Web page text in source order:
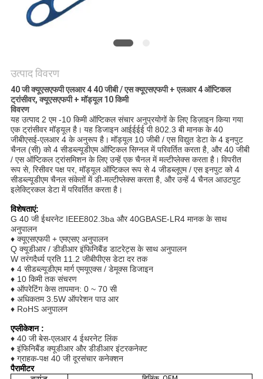
गोपनीयता
उत्पाद विवरण
40 जी क्यूएसएफपी एलआर 4 40 जीबी / एस क्यूएसएफपी + एलआर 4 ऑप्टिकल
ट्रांसीवर, क्यूएसएफपी + मॉड्यूल 10 किमी
विवरण
यह उत्पाद 2 एम -10 किमी ऑप्टिकल संचार अनुप्रयोगों के लिए डिज़ाइन किया गया
एक ट्रांसीवर मॉड्यूल है। यह डिजाइन आईईईई पी 802.3 बी मानक के 40
जीबीएसई-एलआर 4 के अनुरूप है। मॉड्यूल 10 जीबी / एस विद्युत डेटा के 4 इनपुट
चैनल (सी) को 4 सीडब्ल्यूडीएम ऑप्टिकल सिग्नल में परिवर्तित करता है, और 40 जीबी
/ एस ऑप्टिकल ट्रांसमिशन के लिए उन्हें एक चैनल में मल्टीप्लेक्स करता है। विपरीत
रूप से, रिसीवर पक्ष पर, मॉड्यूल ऑप्टिकल रूप से 4 जीडब्लूएम / एस इनपुट को 4
सीडब्ल्यूडीएम चैनल संकेतों में डी-मल्टीप्लेक्स करता है, और उन्हें 4 चैनल आउटपुट
इलेक्ट्रिकल डेटा में परिवर्तित करता है।
विशेषताएं:
G 40 जी ईथरनेट IEEE802.3ba और 40GBASE-LR4 मानक के साथ
अनुपालन
♦ क्यूएसएफपी + एमएसए अनुपालन
Q क्यूडीआर / डीडीआर इंफिनिबैंड डाटरेट्स के साथ अनुपालन
W तरंगदैर्ध्य प्रति 11.2 जीबीपीएस डेटा दर तक
♦ 4 सीडब्ल्यूडीएम मार्ग एमयूएक्स / डेमूक्स डिजाइन
♦ 10 किमी तक संचरण
♦ ऑपरेटिंग केस तापमान: 0 ~ 70 सी
♦ अधिकतम 3.5W ऑपरेशन पाउआर
♦ RoHS अनुपालन
एप्लीकेशन :
♦ 40 जी बेस-एलआर 4 ईथरनेट लिंक
♦ इंफिनिबैंड क्यूडीआर और डीडीआर इंटरकनेक्ट
♦ ग्राहक-पक्ष 40 जी दूरसंचार कनेक्शन
पैरामीटर